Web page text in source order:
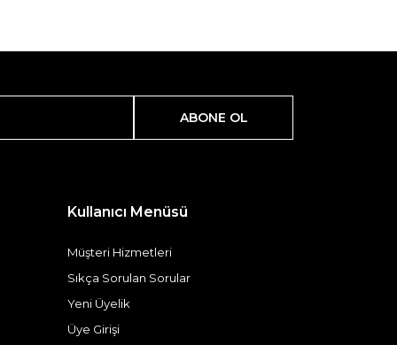
ABONE OL
Kullanıcı Menüsü
Müşteri Hizmetleri
Sıkça Sorulan Sorular
Yeni Üyelik
Üye Girişi